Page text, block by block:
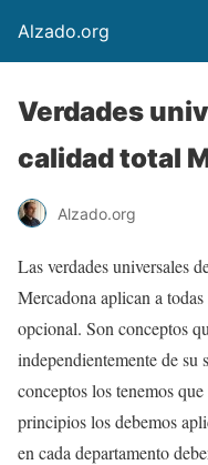
Alzado.org
Verdades
calidad total
Alzado.org
Las verdades universales
Mercadona aplican a
opcional. Son conceptos
independientemente de su
conceptos los tenemos
principios los debemos
en cada departamento